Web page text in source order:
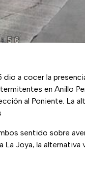
a cocer la
en Anillo
al Poniente. La
sentido sobre
La Joya, la alternativa